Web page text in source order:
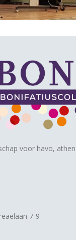
voor havo,
7-9